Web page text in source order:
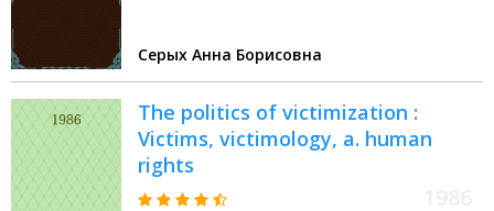
Серых Анна Борисовна
The politics of victimization :
Victims, victimology, a. human
rights